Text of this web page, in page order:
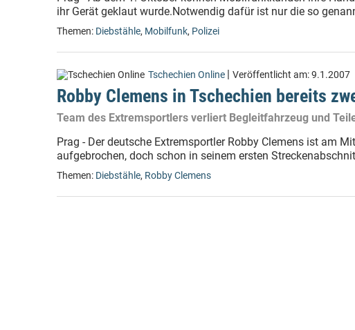
ihr Gerät geklaut wurde.Notwendig dafür ist nur die so
Themen: Diebstähle, Mobilfunk, Polizei
Tschechien Online | Veröffentlicht am:9.1.2007
Robby Clemens in Tschechien bereits
Team des Extremsportlers verliert Begleitfahrzeug und
Prag - Der deutsche Extremsportler Robby Clemens ist am
aufgebrochen, doch schon in seinem ersten
Themen: Diebstähle, Robby Clemens